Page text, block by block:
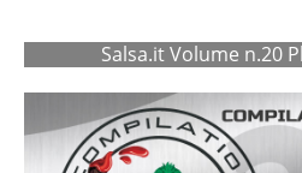
Salsa.it Volume n.20